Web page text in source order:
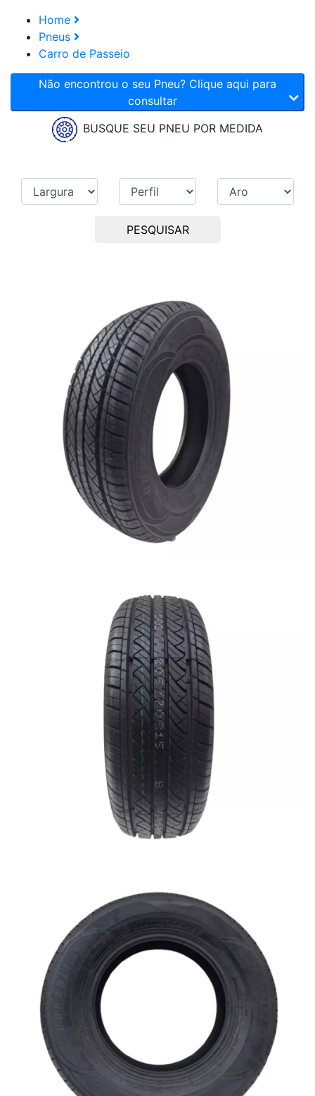
Home
Pneus
Carro de Passeio
Não encontrou o seu Pneu? Clique aqui para
consultar
BUSQUE SEU PNEU POR MEDIDA
PESQUISAR